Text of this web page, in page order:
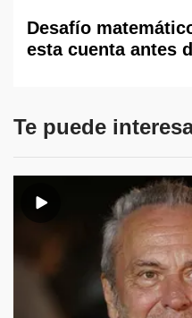
Desafío
esta cuenta antes
Te puede